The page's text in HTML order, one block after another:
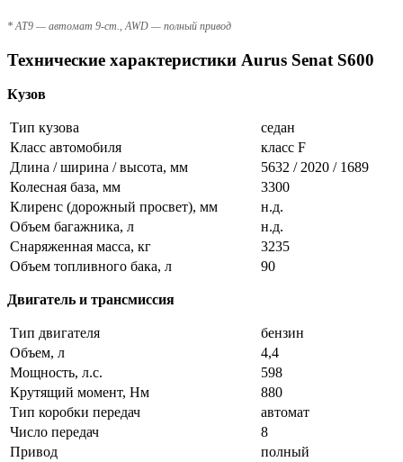
* AT9 — автомат 9-ст., AWD — полный привод
Технические характеристики Aurus Senat S600
Кузов
Тип кузова
седан
Класс автомобиля
класс F
Длина / ширина / высота, мм
5632 / 2020 / 1689
Колесная база, мм
3300
Клиренс (дорожный просвет), мм
н.д.
Объем багажника, л
н.д.
Снаряженная масса, кг
3235
Объем топливного бака, л
90
Двигатель и трансмиссия
Тип двигателя
бензин
Объем, л
4,4
Мощность, л.с.
598
Крутящий момент, Нм
880
Тип коробки передач
автомат
Число передач
8
Привод
полный